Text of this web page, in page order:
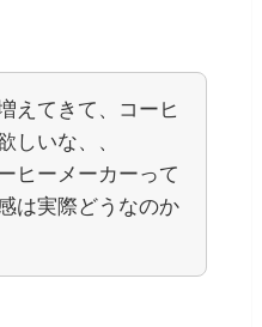
えてきて、コーヒ
しいな、、
ヒーメーカーって
は実際どうなのか